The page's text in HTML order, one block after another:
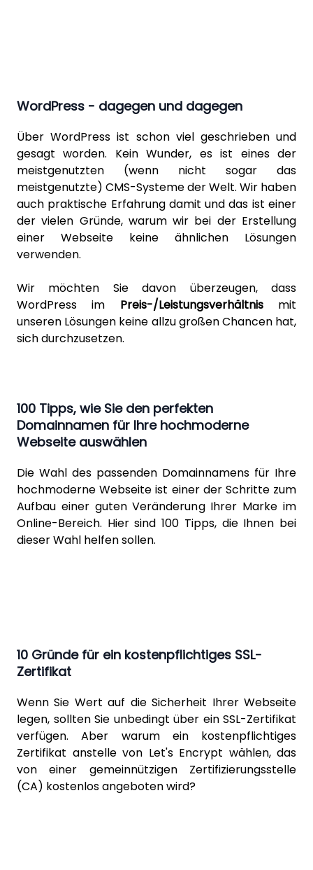
WordPress - dagegen und dagegen
ÜberWordPress ist schon viel geschrieben und
gesagt worden. Kein Wunder, es ist eines der
meistgenutzten (wenn nicht sogar das
meistgenutzte) CMS-Systeme der Welt. Wir haben
auch praktische Erfahrung damit und das ist einer
der vielen Gründe, warum wir bei der Erstellung
einer Webseite keine ähnlichen Lösungen
verwenden.
Wir möchten Sie davon überzeugen, dass
WordPress im Preis-/Leistungsverhältnismit
unseren Lösungen keine allzu großen Chancen hat,
sich durchzusetzen.
100 Tipps, wie Sie den perfekten
Domainnamen für Ihre hochmoderne
Webseite auswählen
Die Wahl des passenden Domainnamens für Ihre
hochmoderne Webseite ist einer der Schritte zum
Aufbau einer guten Veränderung Ihrer Marke im
Online-Bereich. Hier sind 100 Tipps, die Ihnen bei
dieser Wahl helfen sollen.
10 Gründe für ein kostenpflichtiges SSL-
Zertifikat
Wenn Sie Wert auf die Sicherheit Ihrer Webseite
legen, sollten Sie unbedingt über ein SSL-Zertifikat
verfügen. Aber warum ein kostenpflichtiges
Zertifikat anstelle von Let's Encrypt wählen, das
von einer gemeinnützigen Zertifizierungsstelle
(CA) kostenlos angeboten wird?